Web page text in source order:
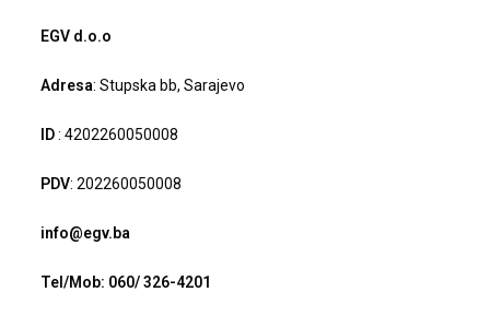
EGV d.o.o
Adresa: Stupska bb, Sarajevo
ID: 4202260050008
PDV: 202260050008
info@egv.ba
Tel/Mob: 060/ 326-4201